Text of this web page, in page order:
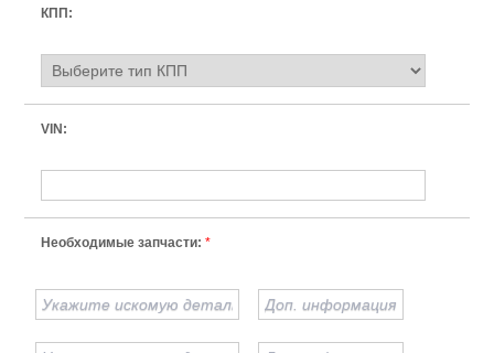
КПП:
VIN:
Необходимые запчасти: *